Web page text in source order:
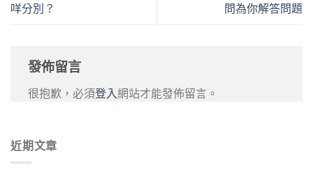
咩分別？
問為你解答問題
發佈留言
很抱歉，必須登入 網站才能發佈留言。
近期文章